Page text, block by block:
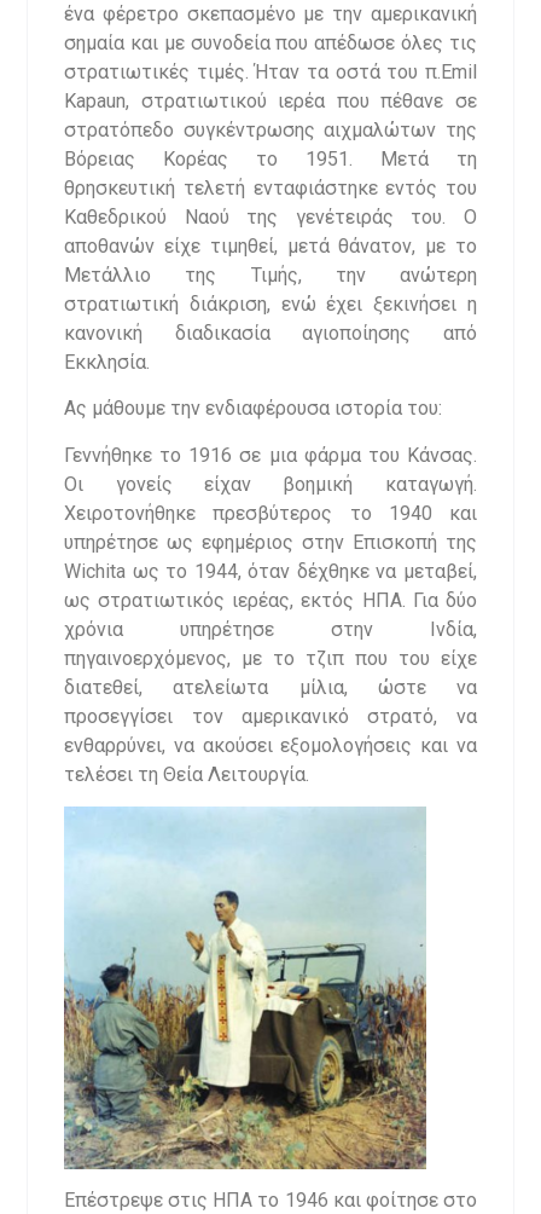
ένα φέρετρο σκεπασμένο με την αμερικανική
σημαία και με συνοδεία που απέδωσε όλες τις
στρατιωτικές τιμές. Ήταν τα οστά του π.Emil
Kapaun, στρατιωτικού ιερέα που πέθανε σε
στρατόπεδο συγκέντρωσης αιχμαλώτων της
Βόρειας Κορέας το 1951. Μετά τη
θρησκευτική τελετή ενταφιάστηκε εντός του
Καθεδρικού Ναού της γενέτειράς του. Ο
αποθανών είχε τιμηθεί, μετά θάνατον, με το
Μετάλλιο της Τιμής, την ανώτερη
στρατιωτική διάκριση, ενώ έχει ξεκινήσει η
κανονική διαδικασία αγιοποίησης από
Εκκλησία.
Ας μάθουμε την ενδιαφέρουσα ιστορία του:
Γεννήθηκε το 1916 σε μια φάρμα του Κάνσας.
Οι γονείς είχαν βοημική καταγωγή.
Χειροτονήθηκε πρεσβύτερος το 1940 και
υπηρέτησε ως εφημέριος στην Επισκοπή της
Wichita ως το 1944, όταν δέχθηκε να μεταβεί,
ως στρατιωτικός ιερέας, εκτός ΗΠΑ. Για δύο
χρόνια υπηρέτησε στην Ινδία,
πηγαινοερχόμενος, με το τζιπ που του είχε
διατεθεί, ατελείωτα μίλια, ώστε να
προσεγγίσει τον αμερικανικό στρατό, να
ενθαρρύνει, να ακούσει εξομολογήσεις και να
τελέσει τη Θεία Λειτουργία.
Επέστρεψε στις ΗΠΑ το 1946 και φοίτησε στο